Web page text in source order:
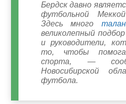
Бердск давно
футбольной
Здесь много
великолепный
и руководители,
то, чтобы
спорта, —
Новосибирской
футбола.